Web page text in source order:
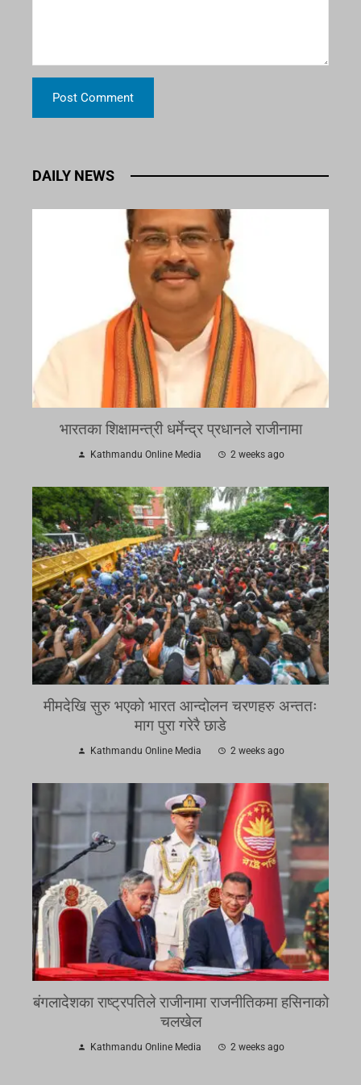
DAILY NEWS
भारतका शिक्षामन्त्री धर्मेन्द्र प्रधानले राजीनामा
Kathmandu Online Media 2 weeks ago
मीमदेखि सुरु भएको भारत आन्दोलन चरणहरु अन्ततः
माग पुरा गरेरै छाडे
Kathmandu Online Media 2 weeks ago
बंगलादेशका राष्ट्रपतिले राजीनामा राजनीतिकमा हसिनाको
चलखेल
Kathmandu Online Media 2 weeks ago